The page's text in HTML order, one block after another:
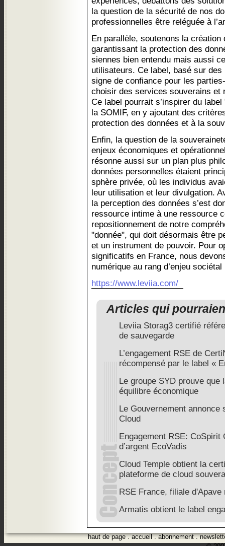
la question de la sécurité de nos
professionnelles être reléguée à
En parallèle, soutenons la création
garantissant la protection des
siennes bien entendu mais aussi
utilisateurs. Ce label, basé sur
signe de confiance pour les
choisir des services souverains et
Ce label pourrait s’inspirer du
la SOMIF, en y ajoutant des
protection des données et à la
Enfin, la question de la
enjeux économiques et
résonne aussi sur un plan plus
données personnelles étaient
sphère privée, où les individus
leur utilisation et leur divulgation.
la perception des données s’est
ressource intime à une ressource
repositionnement de notre
"donnée", qui doit désormais être
et un instrument de pouvoir. Pour
significatifs en France, nous
numérique au rang d’enjeu sociétal
https://www.leviia.com/
Articles qui
Leviia Storag3 certifié
de sauvegarde
L’engagement RSE de
récompensé par le label «
Le groupe SYD prouve que
équilibre économique
Le Gouvernement
Cloud
Engagement RSE:
d’argent EcoVadis
Cloud Temple obtient la
plateforme de cloud
RSE France, filiale
Armatis obtient le label
haut de page.accueil.abonnement.